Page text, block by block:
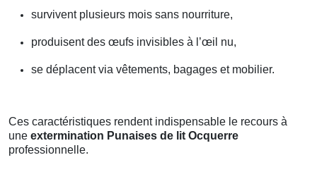
survivent plusieurs mois sans nourriture,
produisent des œufs invisibles à l’œil nu,
se déplacent via vêtements, bagages et mobilier.
Ces caractéristiques rendent indispensable le recours à
une extermination Punaises de lit Ocquerre
professionnelle.